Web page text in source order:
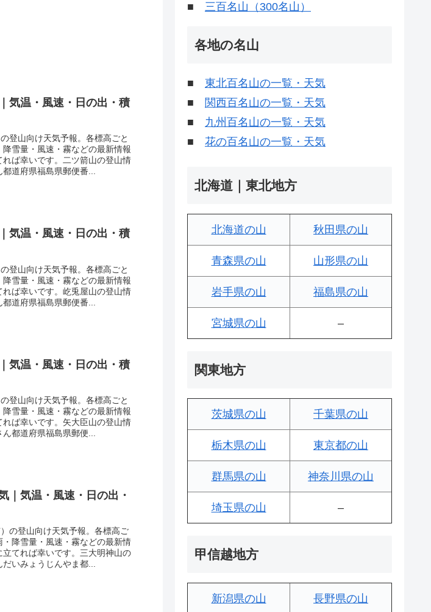
気温・風速・日の出・積
登山向け天気予報。各標高ごと
雪量・風速・霧などの最新情報
ば幸いです。二ツ箭山の登山情
道府県福島県郵便番...
気温・風速・日の出・積
登山向け天気予報。各標高ごと
雪量・風速・霧などの最新情報
ば幸いです。屹兎屋山の登山情
道府県福島県郵便番...
気温・風速・日の出・積
登山向け天気予報。各標高ごと
雪量・風速・霧などの最新情報
ば幸いです。矢大臣山の登山情
都道府県福島県郵便...
｜気温・風速・日の出・
の登山向け天気予報。各標高ご
降雪量・風速・霧などの最新情
てれば幸いです。三大明神山の
いみょうじんやま都...
■ 三百名山（300名山）
各地の名山
■ 東北百名山の一覧・天気
■ 関西百名山の一覧・天気
■ 九州百名山の一覧・天気
■ 花の百名山の一覧・天気
北海道｜東北地方
北海道の山 秋田県の山
青森県の山 山形県の山
岩手県の山 福島県の山
宮城県の山 –
関東地方
茨城県の山 千葉県の山
栃木県の山 東京都の山
群馬県の山 神奈川県の山
埼玉県の山 –
甲信越地方
新潟県の山 長野県の山